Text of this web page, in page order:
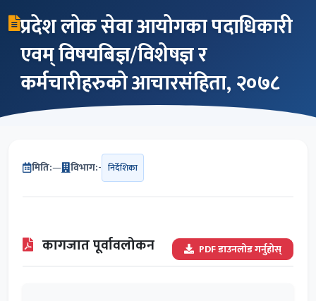
प्रदेश लोक सेवा आयोगका पदाधिकारी
एवम् विषयबिज्ञ/विशेषज्ञ र
कर्मचारीहरुको आचारसंहिता, २०७८
मिति:— विभाग:- निर्देशिका
कागजात पूर्वावलोकन PDF डाउनलोड गर्नुहोस्